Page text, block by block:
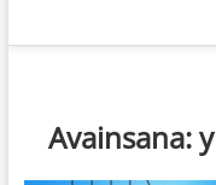
Avainsana: